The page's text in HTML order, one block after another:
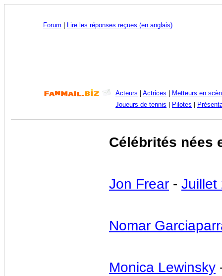
Forum Lire les réponses reçues (en anglais)
Acteurs Actrices
Metteurs en
Joueurs de tennis
Pilotes
Célébrités nées
Jon Frear - Juillet
Nomar
Monica Lewinsky